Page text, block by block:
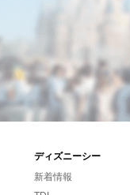
ディズニーシー
新着情報